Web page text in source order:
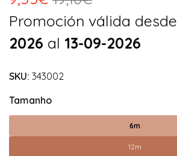
Promoción válida desde
2026 al 13-09-2026
SKU: 343002
Tamanho
6m
12m